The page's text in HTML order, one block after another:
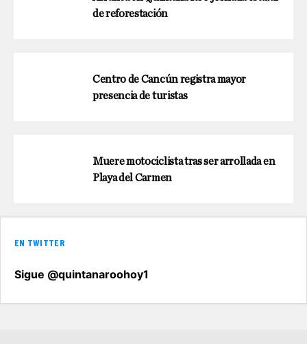
de reforestación
Centro de Cancún registra mayor
presencia de turistas
Muere motociclista tras ser arrollada en
Playa del Carmen
EN TWITTER
Sigue @quintanaroohoy1